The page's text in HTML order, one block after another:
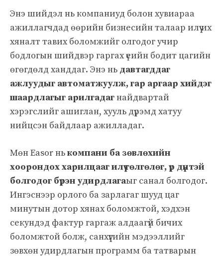
Энэ шийдэл нь компаниуд болон хувиараа
ажиллагчдад өөрийн бизнесийн талаар илүү их
хяналт тавих боломжийг олгодог учир
бодлогын шийдвэр гаргах үеийн бодит цагийн
өгөгдөлд ханддаг. Энэ нь давтагддаг
ажлуудыг автоматжуулж, гар аргаар хийдэг
шаардлагыг арилгадагнайдвартай
хэрэгслийг ашиглан, хууль дүрэмд хатуу
нийцсэн байдлаар ажилладаг.
Мөн Easor нькомпани ба зөвлөхийн
хоорондох харилцааг илүү гөлгөлөг, үр дүнтэй
болгодог бүрэн удирдлагаыг санал болгодог.
Ингэснээр орлого ба зарлагаг шууд цаг
минутын дотор хянах боломжтой, хэдхэн
секундэд фактур гаргаж алдаагүй бичих
боломжтой болж, санхүүгийн мэдээллийг
зөвхөн удирдлагын программ ба татварын